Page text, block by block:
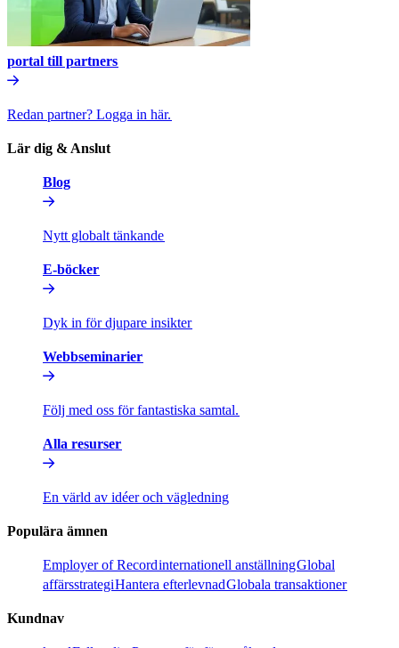
portal till partners​​
Redan partner? Logga in här.​​
Lär dig & Anslut​​
Blog​​
Nytt globalt tänkande​​
E-böcker​​
Dyk in för djupare insikter​​
Webbseminarier​​
Följ med oss för fantastiska samtal.​​
Alla resurser​​
En värld av idéer och vägledning​​
Populära ämnen​​
Employer of Record​​internationell anställning​​Global
affärsstrategi​​Hantera efterlevnad​​Globala transaktioner​​
Kundnav​​